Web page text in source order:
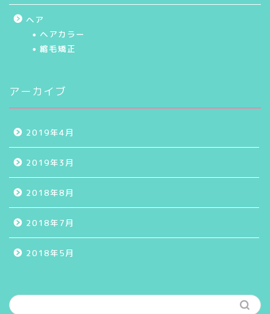
ヘア
ヘアカラー
縮毛矯正
アーカイブ
2019年4月
2019年3月
2018年8月
2018年7月
2018年5月